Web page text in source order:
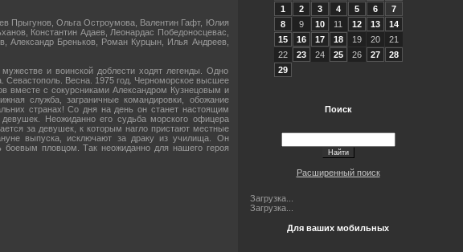
Прыгунов, Ольга Остроумова, Валентин Гафт, Юлия
Константин Адаев, Леонардас Победоносцевас,
Александр Бреньков, Роман Курцын, Илья Андреев,
и воинской доблести ходят легенды. Одно
Весна. 1975 год. Черноморское высшее
вместе с сокурсниками Александром Кузнецовым и
служба, заграничные командировки, обожание
странах! Со дня на день он станет настоящим
Неожиданно его судьба морского офицера
за девушек, к которым нагло пристают местные
выпуска, исключают за драку из училища. Он
боевым пловцом. Так неожиданно для нашего героя
1
2 3 4 5 6
7
8
9 10 11 12 13
14
15
16 17 18 19 20
21
22
23 24 25 26 27
28
29
Поиск
Расширенный поиск
Загрузка...
Загрузка...
Для ваших мобильных